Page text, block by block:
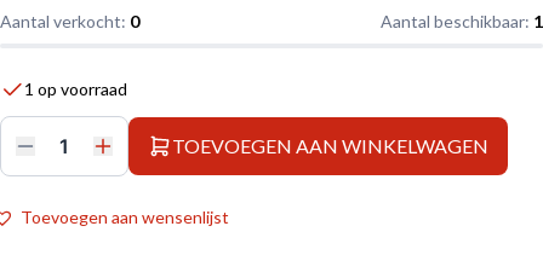
Aantal verkocht: 0 Aantal beschikbaar: 1
1 op voorraad
Kinetic
1/48
16C
Turkish
TOEVOEGEN AAN WINKELWAGEN
Toevoegen aan wensenlijst